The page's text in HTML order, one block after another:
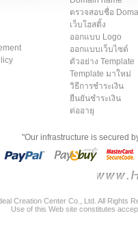
ตรวจสอบชื่อ
เว็บโฮสติ้ง
ออกแบบ Logo
ออกแบบเว็บไซต์
ตัวอย่าง Template
Template มาใหม่
วิธีการชำระเงิน
ยืนยันชำระเงิน
ต่ออายุ
"Our infrastructure is secured
Creation Center Co., Ltd. All Rights
Use of this Web site constitutes